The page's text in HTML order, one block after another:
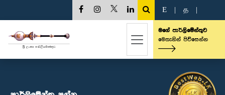
E த
මගේ පාර්ලිමේන්තුව
මෙතැනින් පිවිසෙන්න